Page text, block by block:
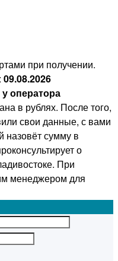
при получении.
09.08.2026
оператора
в рублях. После того,
свои данные, с вами
назовёт сумму в
о
При
менеджером для